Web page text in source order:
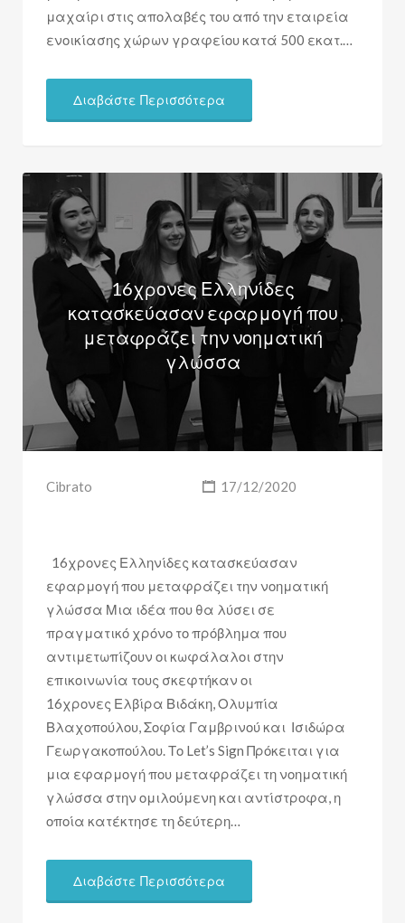
μαχαίρι στις απολαβές του από την εταιρεία
ενοικίασης χώρων γραφείου κατά 500 εκατ.…
Διαβάστε Περισσότερα
16χρονες Ελληνίδες
κατασκεύασαν εφαρμογή που
μεταφράζει την νοηματική
γλώσσα
Cibrato 17/12/2020
16χρονες Ελληνίδες κατασκεύασαν
εφαρμογή που μεταφράζει την νοηματική
γλώσσα Μια ιδέα που θα λύσει σε
πραγματικό χρόνο το πρόβλημα που
αντιμετωπίζουν οι κωφάλαλοι στην
επικοινωνία τους σκεφτήκαν οι
16χρονες Ελβίρα Βιδάκη, Ολυμπία
Βλαχοπούλου, Σοφία Γαμβρινού και Ισιδώρα
Γεωργακοπούλου. Το Let’s Sign Πρόκειται για
μια εφαρμογή που μεταφράζει τη νοηματική
γλώσσα στην ομιλούμενη και αντίστροφα, η
οποία κατέκτησε τη δεύτερη…
Διαβάστε Περισσότερα